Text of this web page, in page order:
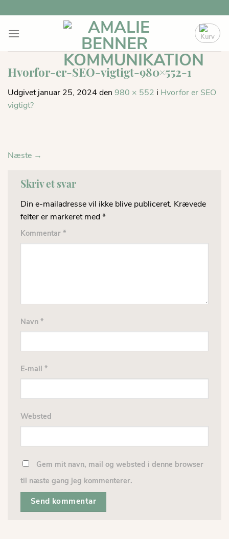
indhold
Hvorfor-er-SEO-vigtigt-980×552-1
Udgivet januar 25, 2024 den 980 × 552 i Hvorfor er SEO
vigtigt?
Næste →
Skriv et svar
Din e-mailadresse vil ikke blive publiceret. Krævede
felter er markeret med *
Kommentar *
Navn *
E-mail *
Websted
Gem mit navn, mail og websted i denne browser
til næste gang jeg kommenterer.